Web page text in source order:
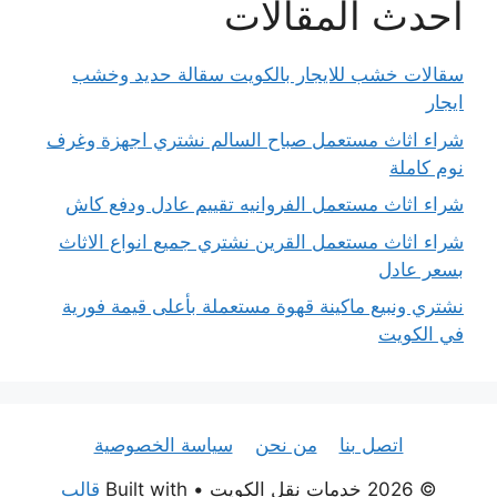
احدث المقالات
سقالات خشب للايجار بالكويت سقالة حديد وخشب
ايجار
شراء اثاث مستعمل صباح السالم نشتري اجهزة وغرف
نوم كاملة
شراء اثاث مستعمل الفروانيه تقييم عادل ودفع كاش
شراء اثاث مستعمل القرين نشتري جميع انواع الاثاث
بسعر عادل
نشتري ونبيع ماكينة قهوة مستعملة بأعلى قيمة فورية
في الكويت
اتصل بنا من نحن
سياسة الخصوصية
© 2026 خدمات نقل الكويت
• Built with قالب